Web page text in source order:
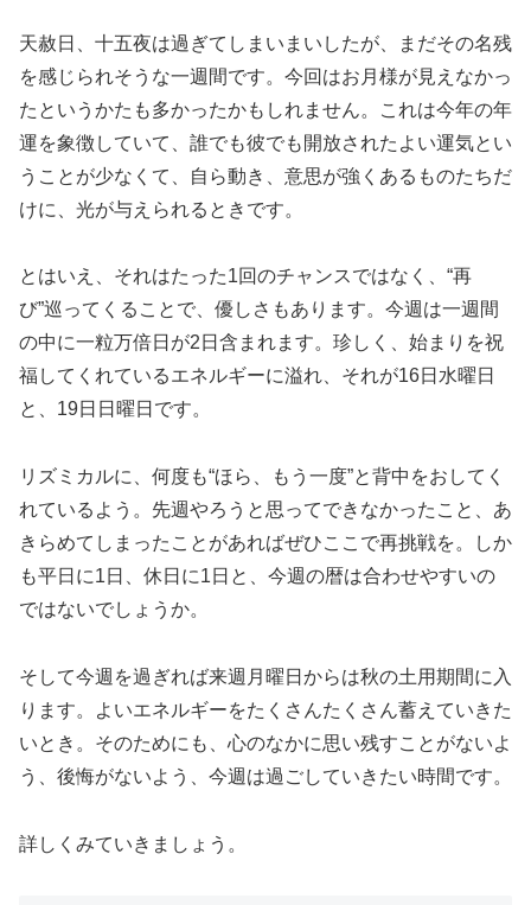
天赦日、十五夜は過ぎてしまいまいしたが、まだその名残
を感じられそうな一週間です。今回はお月様が見えなかっ
たというかたも多かったかもしれません。これは今年の年
運を象徴していて、誰でも彼でも開放されたよい運気とい
うことが少なくて、自ら動き、意思が強くあるものたちだ
けに、光が与えられるときです。
とはいえ、それはたった1回のチャンスではなく、“再
び”巡ってくることで、優しさもあります。今週は一週間
の中に一粒万倍日が2日含まれます。珍しく、始まりを祝
福してくれているエネルギーに溢れ、それが16日水曜日
と、19日日曜日です。
リズミカルに、何度も“ほら、もう一度”と背中をおしてく
れているよう。先週やろうと思ってできなかったこと、あ
きらめてしまったことがあればぜひここで再挑戦を。しか
も平日に1日、休日に1日と、今週の暦は合わせやすいの
ではないでしょうか。
そして今週を過ぎれば来週月曜日からは秋の土用期間に入
ります。よいエネルギーをたくさんたくさん蓄えていきた
いとき。そのためにも、心のなかに思い残すことがないよ
う、後悔がないよう、今週は過ごしていきたい時間です。
詳しくみていきましょう。